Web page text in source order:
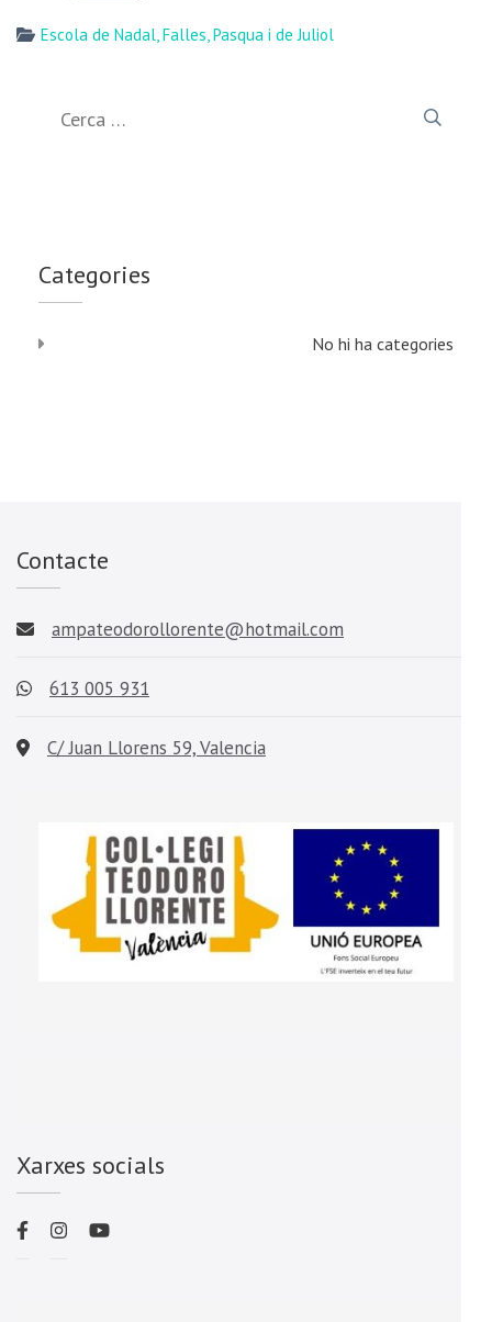
Escola de Nadal, Falles, Pasqua i de Juliol
Categories
No hi ha categories
Contacte
ampateodorollorente@hotmail.com
613 005 931
C/ Juan Llorens 59, Valencia
Xarxes socials